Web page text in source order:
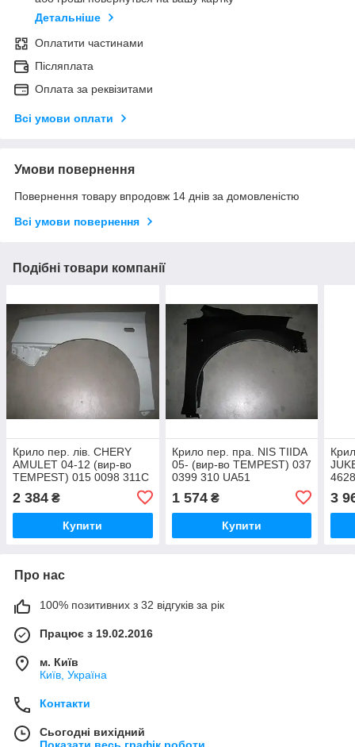
Детальніше
Оплатити частинами
Післяплата
Оплата за реквізитами
Всі умови оплати
Умови повернення
Повернення товару впродовж 14 днів за домовленістю
Всі умови повернення
Подібні товари компанії
Крило пер. лів. CHERY
AMULET 04-12 (вир-во
TEMPEST) 015 0098 311C
2 384 ₴
Купити
Крило пер. пра. NIS TIIDA
05- (вир-во TEMPEST) 037
0399 310 UA51
1 574₴
Купити
3
Про нас
100% позитивних з 32 відгуків за рік
Працює з 19.02.2016
м. Київ
Київ, Україна
Контакти
Сьогодні вихідний